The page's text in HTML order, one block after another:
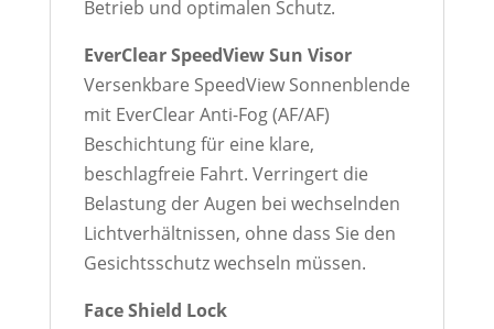
Betrieb und optimalen Schutz.
EverClear SpeedView Sun Visor
Versenkbare SpeedView Sonnenblende
mit EverClear Anti-Fog (AF/AF)
Beschichtung für eine klare,
beschlagfreie Fahrt. Verringert die
Belastung der Augen bei wechselnden
Lichtverhältnissen, ohne dass Sie den
Gesichtsschutz wechseln müssen.
Face Shield Lock